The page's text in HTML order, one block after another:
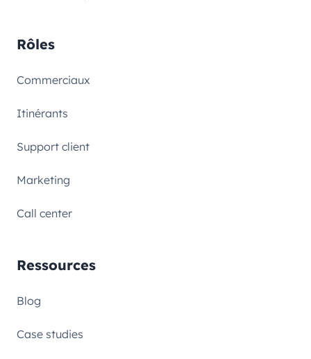
Rôles
Commerciaux
Itinérants
Support client
Marketing
Call center
Ressources
Blog
Case studies